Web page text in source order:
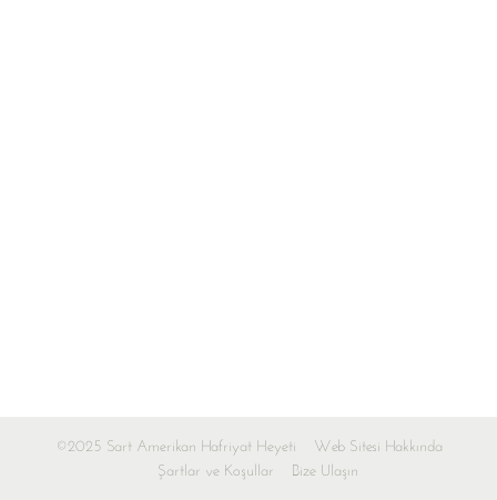
©2025 Sart Amerikan Hafriyat Heyeti
Web Sitesi Hakkında
Şartlar ve Koşullar
Bize Ulaşın